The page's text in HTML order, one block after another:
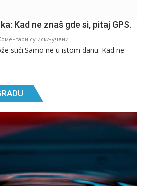
Kad ne znaš gde si, pitaj GPS.
су искључени
Beogradska
si,
stići.Samo ne u istom danu. Kad ne